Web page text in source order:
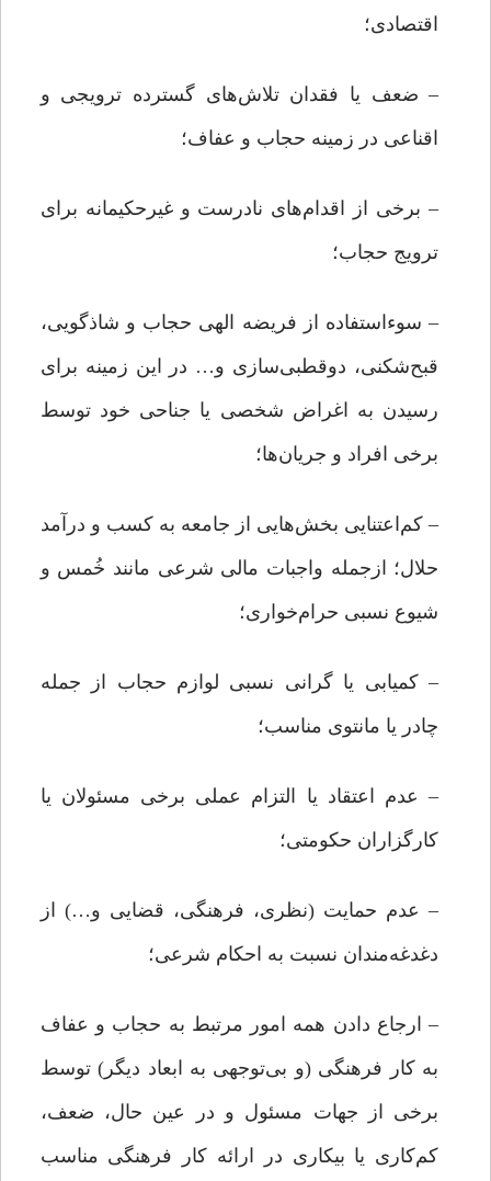
اقتصادی؛
– ضعف یا فقدان تلاش‌های گسترده ترویجی و
اقناعی در زمینه حجاب و عفاف؛
– برخی از اقدام‌های نادرست و غیرحکیمانه برای
ترویج حجاب؛
– سوءاستفاده از فریضه الهی حجاب و شاذگویی،
قبح‌شکنی، دوقطبی‌سازی و… در این زمینه برای
رسیدن به اغراض شخصی یا جناحی خود توسط
برخی افراد و جریان‌ها؛
– کم‌اعتنایی بخش‌هایی از جامعه به کسب و درآمد
حلال؛ ازجمله واجبات مالی شرعی مانند خُمس و
شیوع نسبی حرام‌خواری؛
– کمیابی یا گرانی نسبی لوازم حجاب از جمله
چادر یا مانتوی مناسب؛
– عدم اعتقاد یا التزام عملی برخی مسئولان یا
کارگزاران حکومتی؛
– عدم حمایت (نظری، فرهنگی، قضایی و…) از
دغدغه‌مندان نسبت به احکام شرعی؛
– ارجاع دادن همه امور مرتبط به حجاب و عفاف
به کار فرهنگی (و بی‌توجهی به ابعاد دیگر) توسط
برخی از جهات مسئول و در عین حال، ضعف،
کم‌کاری یا بیکاری در ارائه کار فرهنگی مناسب